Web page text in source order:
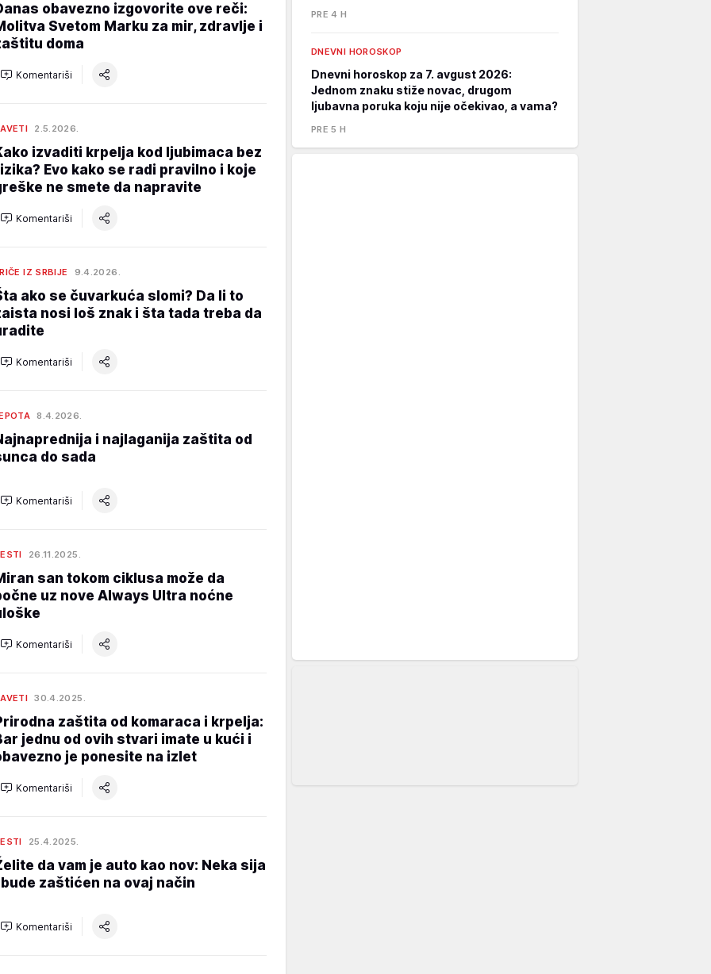
obavezno izgovorite ove reči:
Svetom Marku za mir, zdravlje i
doma
Komentariši
2.5.2026.
izvaditi krpelja kod ljubimaca bez
Evo kako se radi pravilno i koje
ne smete da napravite
Komentariši
IZ SRBIJE 9.4.2026.
ako se čuvarkuća slomi? Da li to
nosi loš znak i šta tada treba da
Komentariši
8.4.2026.
i najlaganija zaštita od
do sada
Komentariši
26.11.2025.
san tokom ciklusa može da
uz nove Always Ultra noćne
Komentariši
30.4.2025.
zaštita od komaraca i krpelja:
jednu od ovih stvari imate u kući i
je ponesite na izlet
Komentariši
25.4.2025.
da vam je auto kao nov: Neka sija
zaštićen na ovaj način
Komentariši
PRE 4 H
DNEVNI HOROSKOP
Dnevni horoskop za 7. avgust 2026:
Jednom znaku stiže novac, drugom
ljubavna poruka koju nije očekivao, a vama?
PRE 5 H